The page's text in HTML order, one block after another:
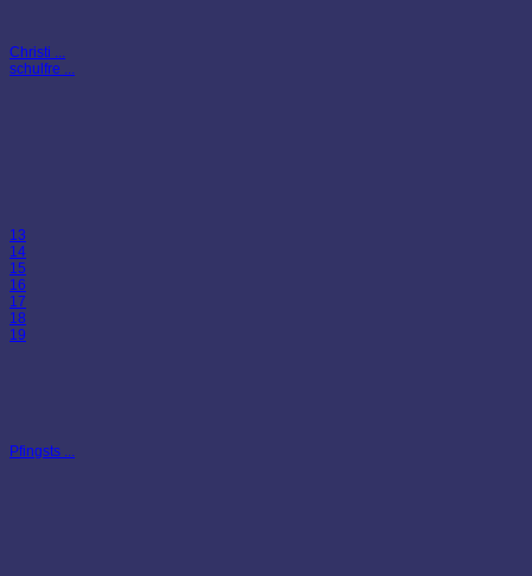
Christi ...
schulfre ...
13
14
15
16
17
18
19
Pfingsts ...